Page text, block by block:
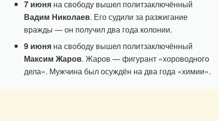
7 июня на свободу вышел политзаключённый
Вадим Николаев. Его судили за разжигание
вражды — он получил два года колонии.
9 июня на свободу вышел политзаключённый
Максим Жаров. Жаров — фигурант «хороводного
дела». Мужчина был осуждён на два года «химии».